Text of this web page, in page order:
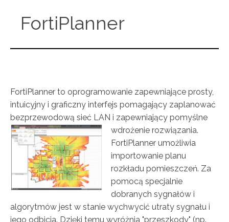
FortiPlanner
FortiPlanner to oprogramowanie zapewniające prosty,
intuicyjny i graficzny interfejs pomagający zaplanować
bezprzewodową sieć LAN i zapewniający pomyślne
wdrożenie rozwiązania.
FortiPlanner umożliwia
importowanie planu
rozkładu pomieszczeń. Za
pomocą specjalnie
dobranych sygnałów i
algorytmów jest w stanie wychwycić utraty sygnału i
jego odbicia. Dzięki temu wyróżnia "przeszkody" (np.